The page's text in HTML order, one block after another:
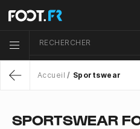
Menu list icon
RECHERCHER
Accueil Sportswear
SPORTSWEAR